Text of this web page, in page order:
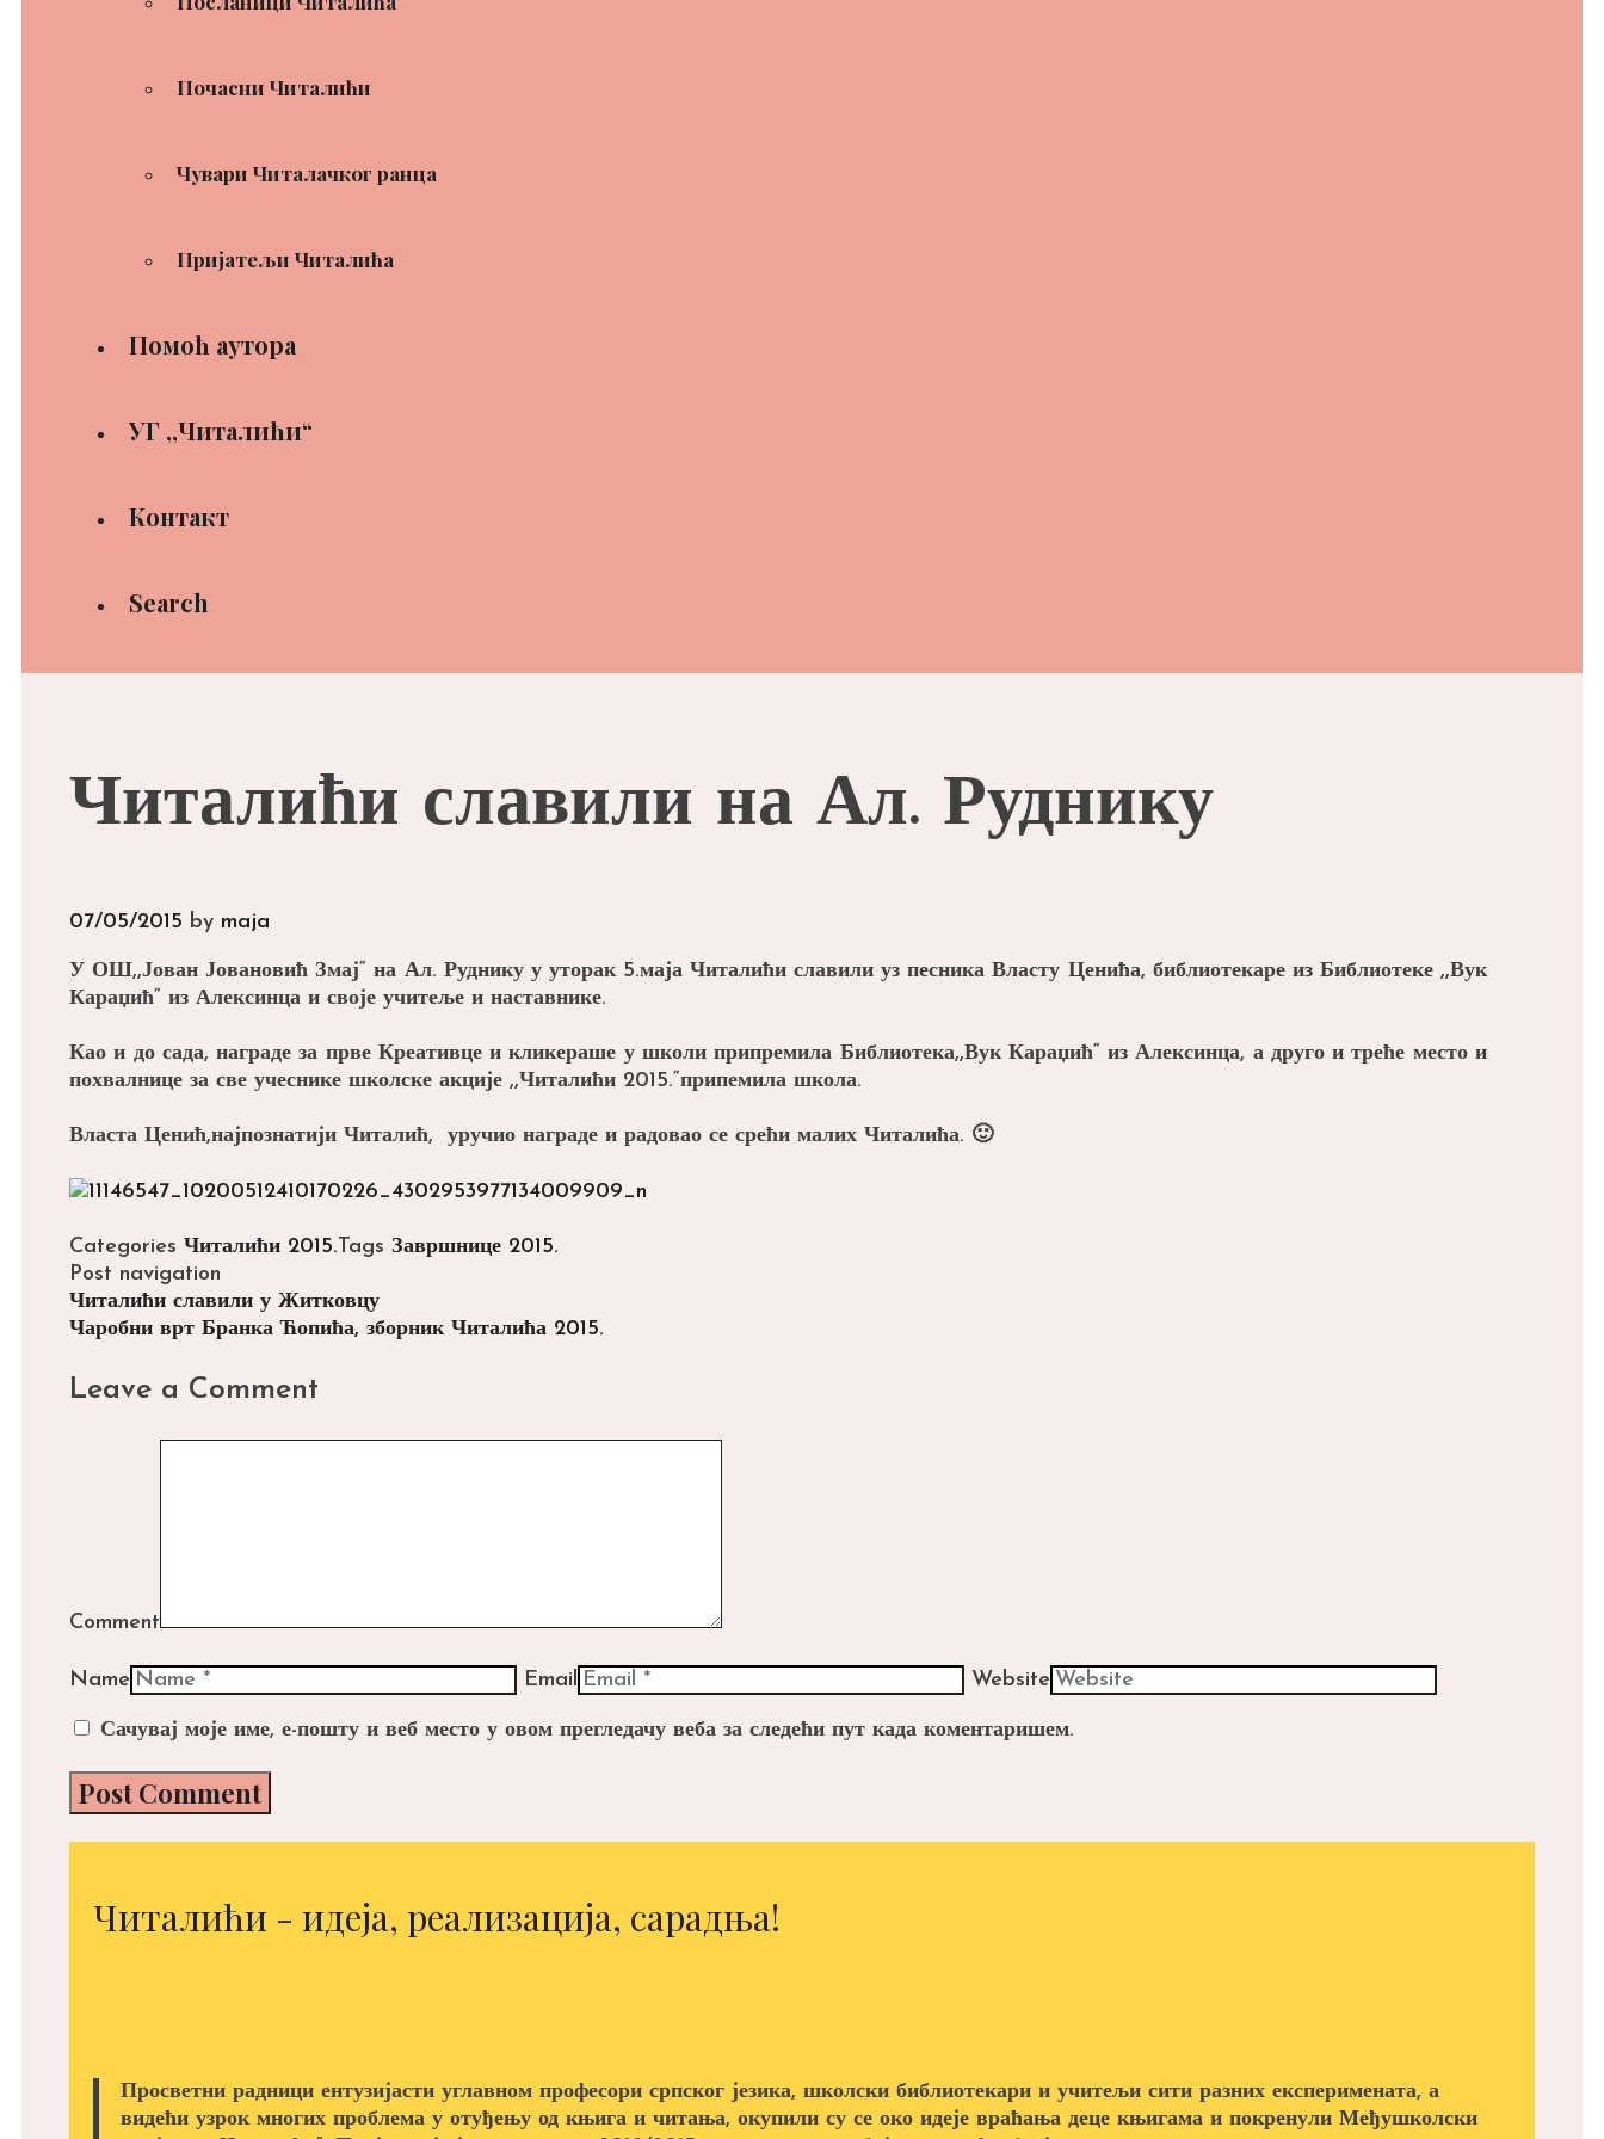
Почасни Читалићи
Чувари Читалачког ранца
Пријатељи Читалића
Помоћ аутора
УГ ,,Читалићи“
Контакт
Search
Читалићи славили на Ал. Руднику
07/05/2015 by maja
У ОШ,,Јован Јовановић Змај“ на Ал. Руднику у уторак 5.маја Читалићи славили уз песника Власту Ценића, библиотекаре из Библиотеке ,,Вук
Караџић“ из Алексинца и своје учитеље и наставнике.
Као и до сада, награде за прве Креативце и кликераше у школи припремила Библиотека,,Вук Караџић“ из Алексинца, а друго и треће место и
похвалнице за све учеснике школске акције ,,Читалићи 2015.“припемила школа.
Власта Ценић,најпознатији Читалић, уручио награде и радовао се срећи малих Читалића. 🙂
Categories Читалићи 2015. Tags Завршнице 2015.
Post navigation
Читалићи славили у Житковцу
Чаробни врт Бранка Ћопића, зборник Читалића 2015.
Leave a Comment
Comment
Name Email Website
Сачувај моје име, е-пошту и веб место у овом прегледачу веба за следећи пут када коментаришем.
Читалићи - идеја, реализација, сарадња!
Просветни радници ентузијасти углавном професори српског језика, школски библиотекари и учитељи сити разних експеримената, а
видећи узрок многих проблема у отуђењу од књига и читања, окупили су се око идеје враћања деце књигама и покренули Међушколски